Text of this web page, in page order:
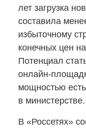
лет загрузка
составила
избыточному
конечных цен
Потенциал
онлайн-
мощностью
в министерстве.
В «Россетях»